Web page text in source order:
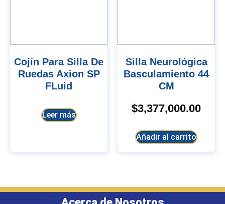
Cojín Para Silla De
Ruedas Axion SP
FLuid
Leer más
Silla Neurológica
Basculamiento 44
CM
$3,377,000.00
Añadir al carrito